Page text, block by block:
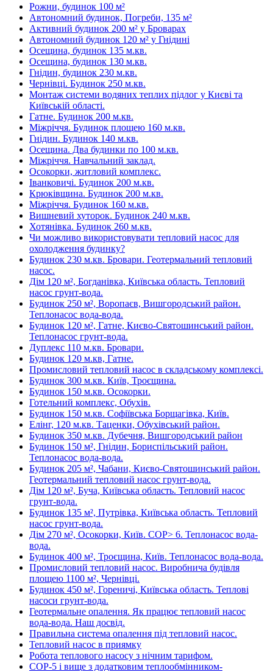
Рожни, будинок 100 м²
Автономний будинок, Погреби, 135 м²
Активний будинок 200 м² у Броварах
Автономний будинок 120 м² у Гнідині
Осещина, будинок 135 м.кв.
Осещина, будинок 130 м.кв.
Гнідин, будинок 230 м.кв.
Чернівці. Будинок 250 м.кв.
Монтаж системи водяних теплих підлог у Києві та
Київській області.
Гатне. Будинок 200 м.кв.
Міжріччя. Будинок площею 160 м.кв.
Гнідин. Будинок 140 м.кв.
Осещина. Два будинки по 100 м.кв.
Міжріччя. Навчальний заклад.
Осокорки, житловий комплекс.
Іванковичі. Будинок 200 м.кв.
Крюківщина. Будинок 200 м.кв.
Міжріччя. Будинок 160 м.кв.
Вишневий хуторок. Будинок 240 м.кв.
Хотянівка. Будинок 260 м.кв.
Чи можливо використовувати тепловий насос для
охолодження будинку?
Будинок 230 м.кв. Бровари. Геотермальний тепловий
насос.
Дім 120 м², Богданівка, Київська область. Тепловий
насос грунт-вода.
Будинок 250 м², Воропаєв, Вишгородський район.
Теплонасос вода-вода.
Будинок 120 м², Гатне, Києво-Святошинський район.
Теплонасос грунт-вода.
Дуплекс 110 м.кв. Бровари.
Будинок 120 м.кв, Гатне.
Промисловий тепловий насос в складському комплексі.
Будинок 300 м.кв. Київ, Троєщина.
Будинок 150 м.кв. Осокорки.
Готельний комплекс, Обухів.
Будинок 150 м.кв. Софіївська Борщагівка, Київ.
Елінг, 120 м.кв. Таценки, Обухівський район.
Будинок 350 м.кв. Дубечня, Вишгородський район
Будинок 150 м², Гнідин, Бориспільський район.
Теплонасос вода-вода.
Будинок 205 м², Чабани, Києво-Святошинський район.
Геотермальний тепловий насос грунт-вода.
Дім 120 м², Буча, Київська область. Тепловий насос
грунт-вода.
Будинок 135 м², Путрівка, Київська область. Тепловий
насос грунт-вода.
Дім 270 м², Осокорки, Київ. COP> 6. Теплонасос вода-
вода.
Будинок 400 м², Троєщина, Київ. Теплонасос вода-вода.
Промисловий тепловий насос. Виробнича будівля
площею 1100 м², Чернівці.
Будинок 450 м², Гореничі, Київська область. Теплові
насоси грунт-вода.
Геотермальне опалення. Як працює тепловий насос
вода-вода. Наш досвід.
Правильна система опалення під тепловий насос.
Тепловий насос в приямку
Робота теплового насосу з нічним тарифом.
COP-5 і вище з додатковим теплообмінником-